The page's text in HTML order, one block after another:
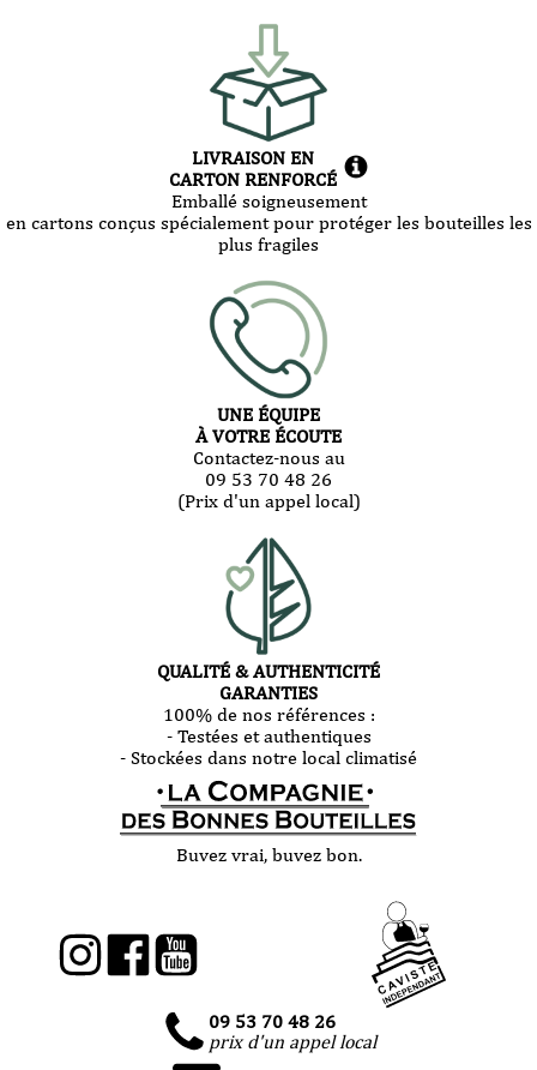
LIVRAISON EN
CARTON RENFORCÉ
Emballé soigneusement
en cartons conçus spécialement pour protéger les bouteilles les
plus fragiles
UNE ÉQUIPE
À VOTRE ÉCOUTE
Contactez-nous au
09 53 70 48 26
(Prix d'un appel local)
QUALITÉ & AUTHENTICITÉ
GARANTIES
100% de nos références :
- Testées et authentiques
- Stockées dans notre local climatisé
Buvez vrai, buvez bon.
09 53 70 48 26
prix d'un appel local